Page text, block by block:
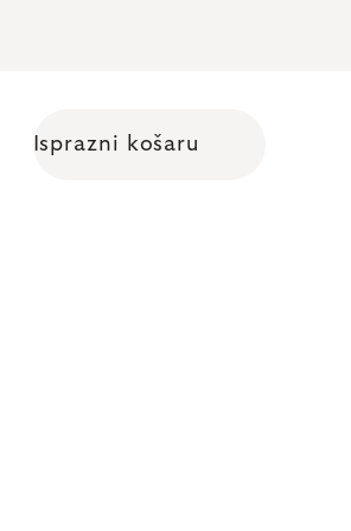
Isprazni košaru